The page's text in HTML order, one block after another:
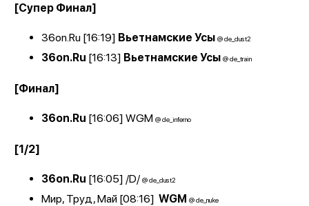
[Супер Финал]
36on.Ru [16:19] Вьетнамские Усы @ de_dust2
36on.Ru [16:13] Вьетнамские Усы @ de _train
[Финал]
36on.Ru [16:06] WGM @ de_inferno
[1/2]
36on.Ru [16:05] /D/ @ de_dust2
Мир, Труд, Май [08:16] WGM @ de_nuke